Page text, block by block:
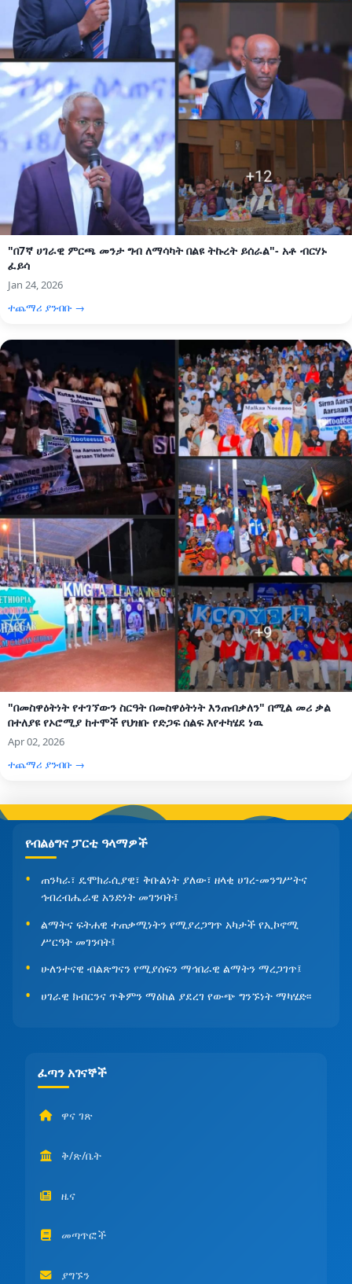
"በ7ኛ ሀገራዊ ምርጫ መንታ ግብ ለማሳካት በልዩ ትኩረት ይሰራል"- አቶ ብርሃኑ
ፈይሳ
Jan 24, 2026
ተጨማሪ ያንብቡ →
"በመስዋዕትነት የተገኘውን ስርዓት በመስዋዕትነት እንጠብቃለን" በሚል መሪ ቃል
በተለያዩ የኦሮሚያ ከተሞች የህዝቡ የድጋፍ ሰልፍ እየተካሄደ ነዉ
Apr 02, 2026
ተጨማሪ ያንብቡ →
የብልፅግና ፓርቲ ዓላማዎች
ጠንካራ፣ ዴሞክራሲያዊ፣ ቅቡልነት ያለው፣ ዘላቂ ሀገረ-መንግሥትና
ኅብረብሔራዊ አንድነት መገንባት፤
ልማትና ፍትሐዊ ተጠቃሚነትን የሚያረጋግጥ አካታች የኢኮኖሚ
ሥርዓት መገንባት፤
ሁለንተናዊ ብልጽግናን የሚያሰፍን ማኅበራዊ ልማትን ማረጋገጥ፤
ሀገራዊ ክብርንና ጥቅምን ማዕከል ያደረገ የውጭ ግንኙነት ማካሄድ፡፡
ፈጣን አገናኞች
ዋና ገጽ
ቅ/ጽ/ቤት
ዜና
መጣጥፎች
ያግኙን